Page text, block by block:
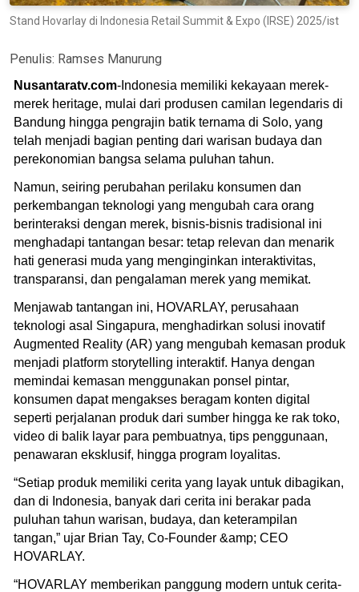
Stand Hovarlay di Indonesia Retail Summit & Expo (IRSE) 2025/ist
Penulis: Ramses Manurung
Nusantaratv.com-Indonesia memiliki kekayaan merek-
merek heritage, mulai dari produsen camilan legendaris di
Bandung hingga pengrajin batik ternama di Solo, yang
telah menjadi bagian penting dari warisan budaya dan
perekonomian bangsa selama puluhan tahun.
Namun, seiring perubahan perilaku konsumen dan
perkembangan teknologi yang mengubah cara orang
berinteraksi dengan merek, bisnis-bisnis tradisional ini
menghadapi tantangan besar: tetap relevan dan menarik
hati generasi muda yang menginginkan interaktivitas,
transparansi, dan pengalaman merek yang memikat.
Menjawab tantangan ini, HOVARLAY, perusahaan
teknologi asal Singapura, menghadirkan solusi inovatif
Augmented Reality (AR) yang mengubah kemasan produk
menjadi platform storytelling interaktif. Hanya dengan
memindai kemasan menggunakan ponsel pintar,
konsumen dapat mengakses beragam konten digital
seperti perjalanan produk dari sumber hingga ke rak toko,
video di balik layar para pembuatnya, tips penggunaan,
penawaran eksklusif, hingga program loyalitas.
“Setiap produk memiliki cerita yang layak untuk dibagikan,
dan di Indonesia, banyak dari cerita ini berakar pada
puluhan tahun warisan, budaya, dan keterampilan
tangan,” ujar Brian Tay, Co-Founder &amp; CEO
HOVARLAY.
“HOVARLAY memberikan panggung modern untuk cerita-